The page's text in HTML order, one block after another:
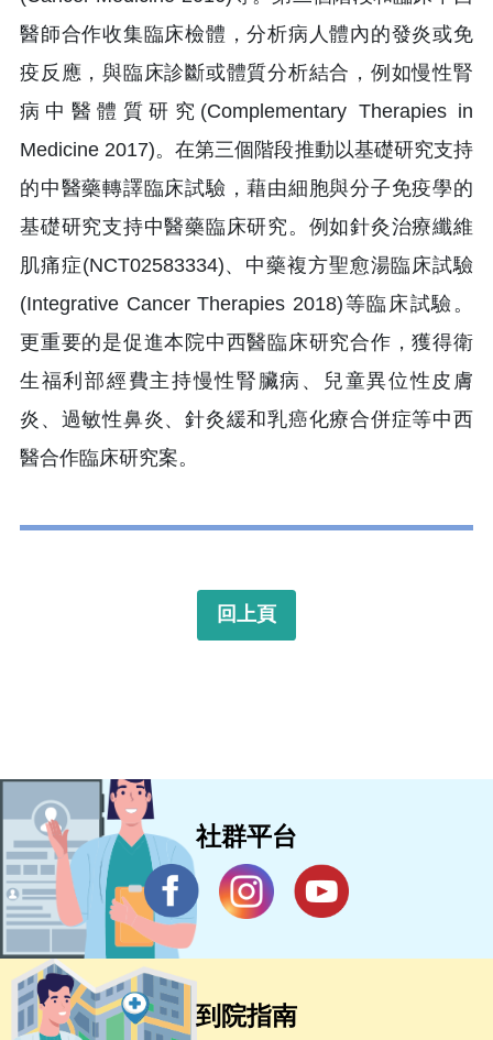
醫師合作收集臨床檢體，分析病人體內的發炎或免
疫反應，與臨床診斷或體質分析結合，例如慢性腎
病中醫體質研究(Complementary Therapies in
Medicine 2017)。在第三個階段推動以基礎研究支持
的中醫藥轉譯臨床試驗，藉由細胞與分子免疫學的
基礎研究支持中醫藥臨床研究。例如針灸治療纖維
肌痛症(NCT02583334)、中藥複方聖愈湯臨床試驗
(Integrative Cancer Therapies 2018)等臨床試驗。
更重要的是促進本院中西醫臨床研究合作，獲得衛
生福利部經費主持慢性腎臟病、兒童異位性皮膚
炎、過敏性鼻炎、針灸緩和乳癌化療合併症等中西
醫合作臨床研究案。
回上頁
社群平台
到院指南